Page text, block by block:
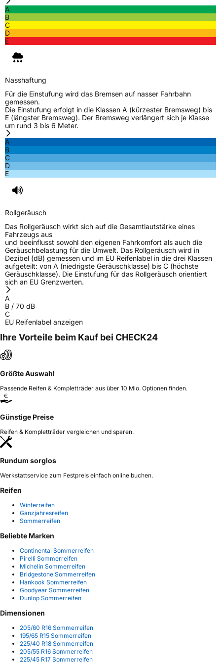
Rollgeräusch (Klasse)
Rollgeräusch (dB)
FahrzeugklasseC1
3PMSF / Schneeflockensymbol / Alpine-Symbol Nein
Allgemeine Produktsicherheit (GPSR)
A
B
C
D
E
Nasshaftung
Für die Einstufung wird das Bremsen auf nasser Fahrbahn
gemessen.
Die Einstufung erfolgt in die Klassen A (kürzester Bremsweg) bis
E (längster Bremsweg). Der Bremsweg verlängert sich je Klasse
um rund 3 bis 6 Meter.
A
B
C
D
E
Rollgeräusch
Das Rollgeräusch wirkt sich auf die Gesamtlautstärke eines
Fahrzeugs aus
und beeinflusst sowohl den eigenen Fahrkomfort als auch die
Geräuschbelastung für die Umwelt. Das Rollgeräusch wird in
Dezibel (dB) gemessen und im EU Reifenlabel in die drei Klassen
aufgeteilt: von A (niedrigste Geräuschklasse) bis C (höchste
Geräuschklasse). Die Einstufung für das Rollgeräusch orientiert
sich an EU Grenzwerten.
A
B / 70 dB
C
EU Reifenlabel anzeigen
Ihre Vorteile beim Kauf bei CHECK24
Größte Auswahl
Passende Reifen & Kompletträder aus über 10 Mio. Optionen finden.
Günstige Preise
Reifen & Kompletträder vergleichen und sparen.
Rundum sorglos
Werkstattservice zum Festpreis einfach online buchen.
Reifen
Winterreifen
Ganzjahresreifen
Sommerreifen
Beliebte Marken
Continental Sommerreifen
Pirelli Sommerreifen
Michelin Sommerreifen
Bridgestone Sommerreifen
Hankook Sommerreifen
Goodyear Sommerreifen
Dunlop Sommerreifen
Dimensionen
205/60 R16 Sommerreifen
195/65 R15 Sommerreifen
225/40 R18 Sommerreifen
205/55 R16 Sommerreifen
225/45 R17 Sommerreifen